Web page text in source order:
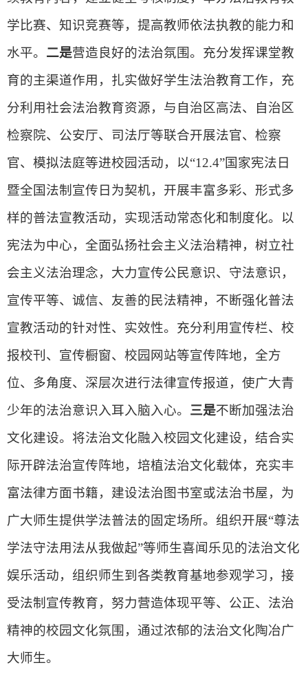
学比赛、知识竞赛等，提高教师依法执教的能力和
水平。 二是营造良好的法治氛围。充分发挥课堂教
育的主渠道作用，扎实做好学生法治教育工作，充
分利用社会法治教育资源，与自治区高法、自治区
检察院、公安厅、司法厅等联合开展法官、检察
官、模拟法庭等进校园活动，以“12.4”国家宪法日
暨全国法制宣传日为契机，开展丰富多彩、形式多
样的普法宣教活动，实现活动常态化和制度化。以
宪法为中心，全面弘扬社会主义法治精神，树立社
会主义法治理念，大力宣传公民意识、守法意识，
宣传平等、诚信、友善的民法精神，不断强化普法
宣教活动的针对性、实效性。充分利用宣传栏、校
报校刊、宣传橱窗、校园网站等宣传阵地，全方
位、多角度、深层次进行法律宣传报道，使广大青
少年的法治意识入耳入脑入心。 三是不断加强法治
文化建设。将法治文化融入校园文化建设，结合实
际开辟法治宣传阵地，培植法治文化载体，充实丰
富法律方面书籍，建设法治图书室或法治书屋，为
广大师生提供学法普法的固定场所。组织开展“尊法
学法守法用法从我做起”等师生喜闻乐见的法治文化
娱乐活动，组织师生到各类教育基地参观学习，接
受法制宣传教育，努力营造体现平等、公正、法治
精神的校园文化氛围，通过浓郁的法治文化陶冶广
大师生。